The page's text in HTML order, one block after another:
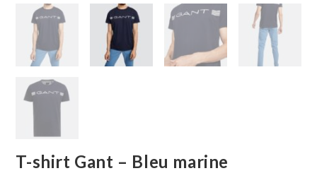
T-shirt Gant – Bleu marine